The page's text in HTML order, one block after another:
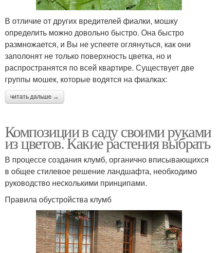
В отличие от других вредителей фиалки, мошку
определить можно довольно быстро. Она быстро
размножается, и Вы не успеете оглянуться, как они
заполонят не только поверхность цветка, но и
распространятся по всей квартире. Существует две
группы мошек, которые водятся на фиалках:
читать дальше →
Композиции в саду своими руками
из цветов. Какие растения выбрать
В процессе создания клумб, органично вписывающихся
в общее стилевое решение ландшафта, необходимо
руководство несколькими принципами.
Правила обустройства клумб